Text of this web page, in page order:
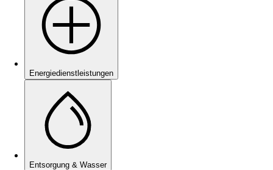
Energie­dienstleistungen
Entsorgung & Wasser